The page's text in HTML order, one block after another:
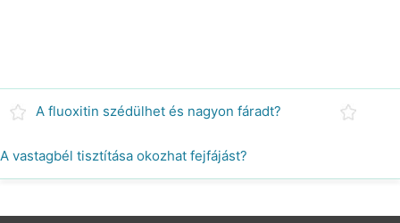
A fluoxitin szédülhet és nagyon fáradt?
A vastagbél tisztítása okozhat fejfájást?